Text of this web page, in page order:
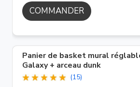
COMMANDER
Panier de basket mural
Galaxy + arceau dunk
(15)